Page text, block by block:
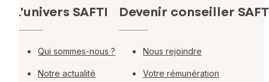
L'univers SAFTI
Qui sommes-nous ?
Notre actualité
Devenir conseiller
Nous rejoindre
Votre rémunération